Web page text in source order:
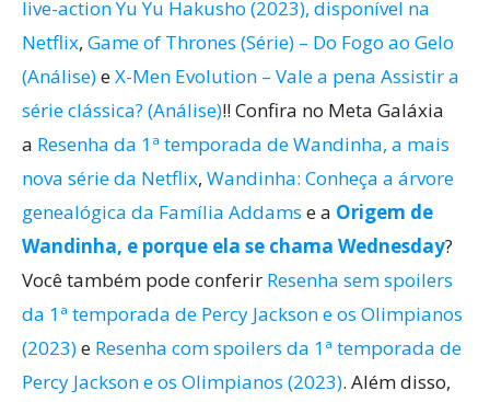
live-action Yu Yu Hakusho (2023), disponível na
Netflix, Game of Thrones (Série) – Do Fogo ao Gelo
(Análise)eX-Men Evolution – Vale a pena Assistir a
série clássica? (Análise)!! Confira no Meta Galáxia
a Resenha da 1ª temporada de Wandinha, a mais
nova série da Netflix, Wandinha: Conheça a árvore
genealógica da Família Addams e a Origem de
Wandinha, e porque ela se chama Wednesday?
Você também pode conferir Resenha sem spoilers
da 1ª temporada de Percy Jackson e os Olimpianos
(2023)e Resenha com spoilers da 1ª temporada de
Percy Jackson e os Olimpianos (2023). Além disso,